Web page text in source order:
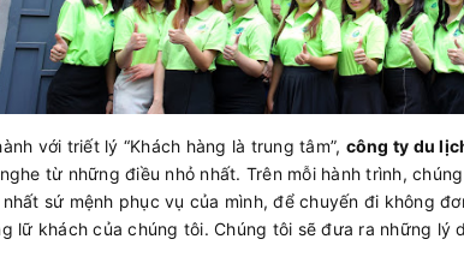
với triết lý “Khách hàng là trung tâm”, công ty du
từ những điều nhỏ nhất. Trên mỗi hành trình,
sứ mệnh phục vụ của mình, để chuyến đi không
lữ khách của chúng tôi. Chúng tôi sẽ đưa ra những lý